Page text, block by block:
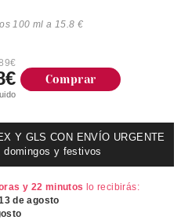
100 ml a 15.8 €
Comprar
Y GLS CON ENVÍO URGENTE
y festivos
y 22 minutos lo recibirás:
de agosto